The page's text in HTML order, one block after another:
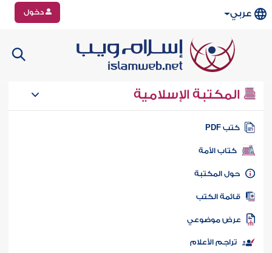
عربي دخول
المكتبة الإسلامية
كتب PDF
كتاب الأمة
المكتبة
الكتب
موضوعي